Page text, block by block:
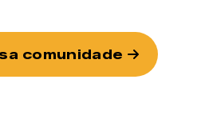
comunidade